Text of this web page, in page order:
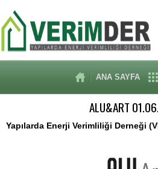
ANA SAYFA
ALU&ART
Yapılarda Enerji Verimliliği Derneği